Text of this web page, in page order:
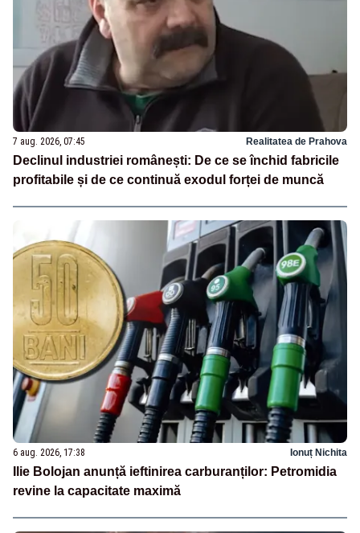
7 aug. 2026, 07:45 Realitatea de Prahova
Declinul industriei românești: De ce se închid fabricile
profitabile și de ce continuă exodul forței de muncă
6 aug. 2026, 17:38 Ionuț Nichita
Ilie Bolojan anunță ieftinirea carburanților: Petromidia
revine la capacitate maximă